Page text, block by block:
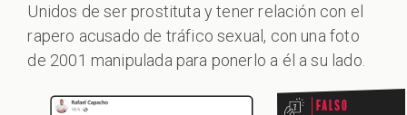
Unidos de ser prostituta y tener relación con el
rapero acusado de tráfico sexual, con una foto
de 2001 manipulada para ponerlo a él a su lado.
Falso